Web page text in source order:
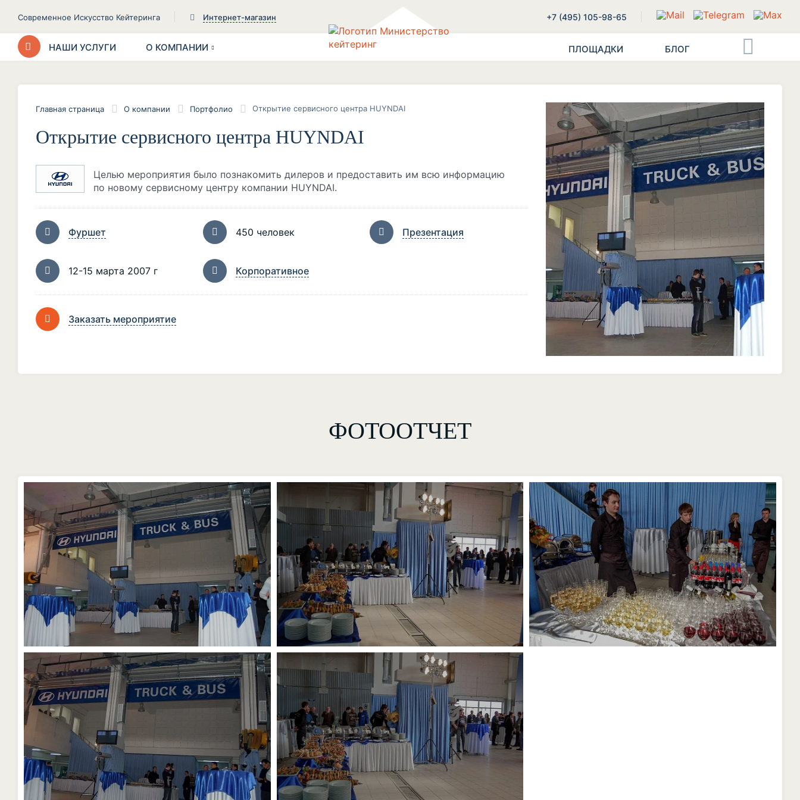
Современное Искусство Кейтеринга Интернет-магазин +7 (495) 105-98-65
НАШИ УСЛУГИ О КОМПАНИИ ПЛОЩАДКИ БЛОГ
Главная страница О компании Портфолио Открытие сервисного центра HUYNDAI
Открытие сервисного центра HUYNDAI
Целью мероприятия было познакомить дилеров и предоставить им всю информацию
по новому сервисному центру компании HUYNDAI.
Фуршет 450 человек Презентация
12-15 марта 2007 г Корпоративное
Заказать мероприятие
ФОТООТЧЕТ